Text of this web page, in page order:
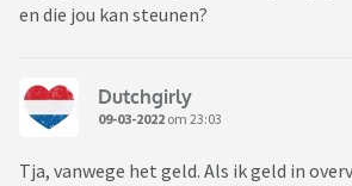
en die jou kan steunen?
Dutchgirly
09-03-2022 om 23:03
Tja, vanwege het geld. Als ik geld in